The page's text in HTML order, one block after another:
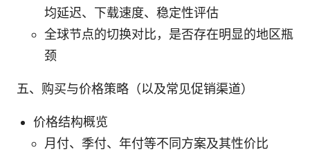
均延迟、下载速度、稳定性评估
全球节点的切换对比，是否存在明显的地区瓶
颈
五、购买与价格策略（以及常见促销渠道）
价格结构概览
月付、季付、年付等不同方案及其性价比